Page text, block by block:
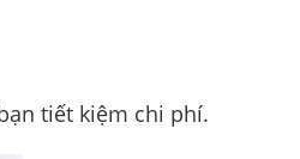
tiết kiệm chi phí.